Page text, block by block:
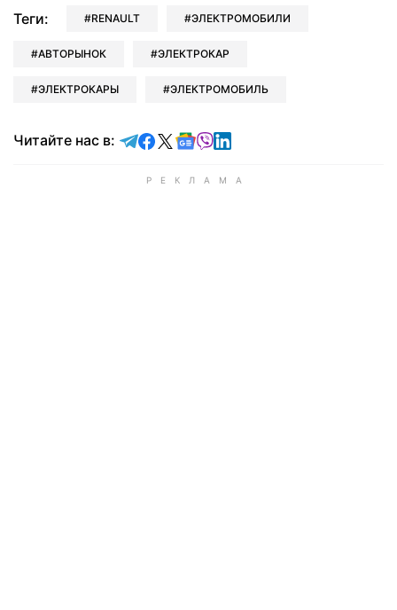
Теги: RENAULT ЭЛЕКТРОМОБИЛИ
АВТОРЫНОК ЭЛЕКТРОКАР
ЭЛЕКТРОКАРЫ ЭЛЕКТРОМОБИЛЬ
Читайте нас в: Читайте в Telegram
Читайте в Facebook
Читайте в X
Читайте в Google news
Читайте в Viber
Читайте в LinkedIn